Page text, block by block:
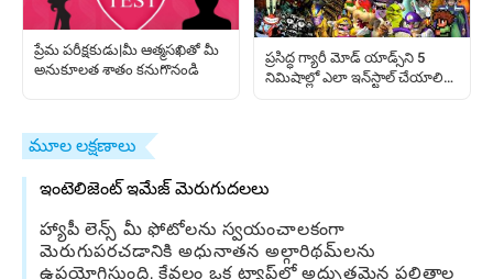
ప్రేమ పరీక్షకుడు|మీ ఆత్మసఖితో మీ
అనుకూలత శాతం కనుగొనండి
ప్రసిద్ధ గ్యారీ మోడ్ యాడ్స్‌ని 5
నిమిషాల్లో ఎలా ఇన్‌స్టాల్ చేయాలి
మూల లక్షణాలు
ఇంటెలిజెంట్ ఇమేజ్ మెరుగుదలలు
హ్యాపీ లెన్స్ మీ ఫోటోలను స్వయంచాలకంగా
మెరుగుపరచడానికి అధునాతన అల్గారిథమ్‌లను
ఉపయోగిస్తుంది, కేవలం ఒక ట్యాప్‌లో అద్భుతమైన ఫలితాల